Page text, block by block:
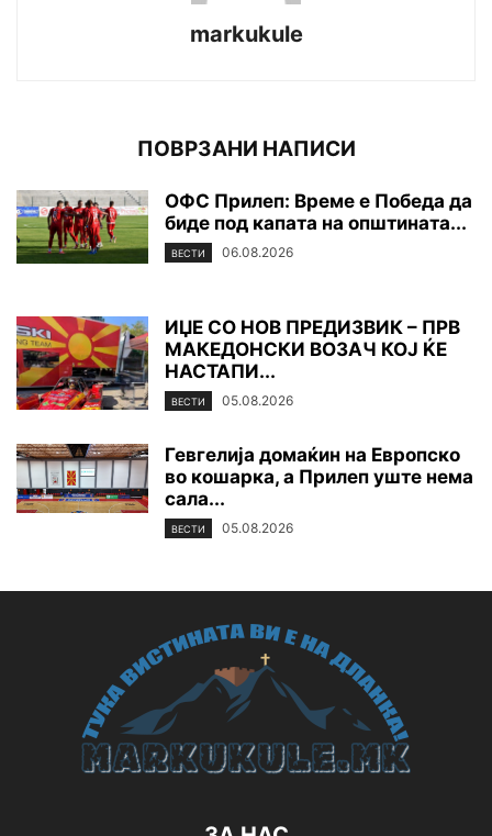
markukule
ПОВРЗАНИ НАПИСИ
ОФС Прилеп: Време е Победа да
биде под капата на општината...
ВЕСТИ 06.08.2026
ИЏЕ СО НОВ ПРЕДИЗВИК – ПРВ
МАКЕДОНСКИ ВОЗАЧ КОЈ ЌЕ
НАСТАПИ...
ВЕСТИ 05.08.2026
Гевгелија домаќин на Европско
во кошарка, а Прилеп уште нема
сала...
ВЕСТИ 05.08.2026